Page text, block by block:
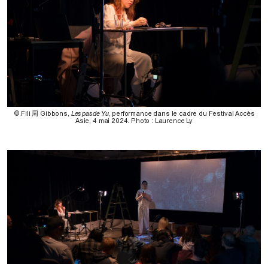
© Fili 周 Gibbons, Les pas de Yu, performance dans le cadre du Festival Accès
Asie, 4 mai 2024. Photo : Laurence Ly